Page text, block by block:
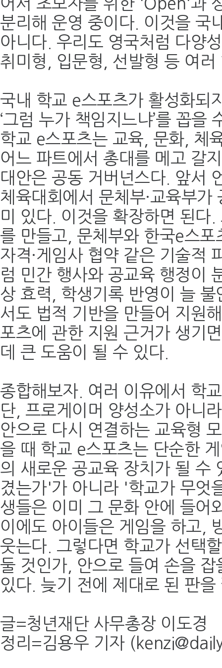
분리해 운영 중이다. 이것을 국
아니다. 우리도 영국처럼 다양
취미형, 입문형, 선발형 등 여
국내 학교 e스포츠가 활성화되
‘그럼 누가 책임지느냐’를 꼽을
학교 e스포츠는 교육, 문화, 체
어느 파트에서 총대를 메고 갈
대안은 공동 거버넌스다. 앞서
체육대회에서 문체부·교육부
미 있다. 이것을 확장하면 된다
를 만들고, 문체부와 한국e스포
자격·게임사 협약 같은 기술적
럼 민간 행사와 공교육 행정이
상 효력, 학생기록 반영이 늘
서도 법적 기반을 만들어 지원
포츠에 관한 지원 근거가 생기
데 큰 도움이 될 수 있다.
종합해보자. 여러 이유에서 학
단, 프로게이머 양성소가 아니
안으로 다시 연결하는 교육형
을 때 학교 e스포츠는 단순한
의 새로운 공교육 장치가 될 수
겼는가'가 아니라 '학교가 무엇
생들은 이미 그 문화 안에 들어
이에도 아이들은 게임을 하고,
웃는다. 그렇다면 학교가 선택
둘 것인가, 안으로 들여 손을
있다. 늦기 전에 제대로 된 판을
글=청년재단 사무총장 이도경
정리=김용우 기자